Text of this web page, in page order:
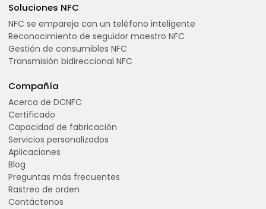
Soluciones NFC
NFC se empareja con un teléfono inteligente
Reconocimiento de seguidor maestro NFC
Gestión de consumibles NFC
Transmisión bidireccional NFC
Compañía
Acerca de DCNFC
Certificado
Capacidad de fabricación
Servicios personalizados
Aplicaciones
Blog
Preguntas más frecuentes
Rastreo de orden
Contáctenos